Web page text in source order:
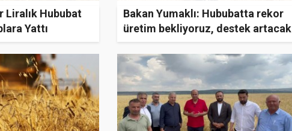
Liralık Hububat
Yattı
Bakan Yumaklı: Hububatta rekor
üretim bekliyoruz, destek artacak